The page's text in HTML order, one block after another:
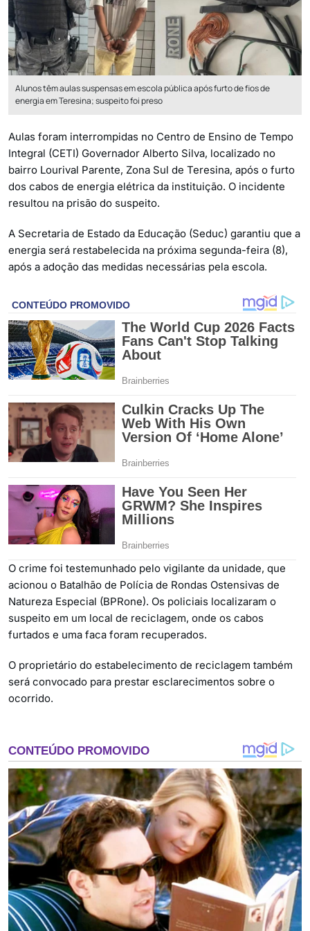
Alunos têm aulas suspensas em escola pública após furto de fios de
energia em Teresina; suspeito foi preso
Aulas foram interrompidas no Centro de Ensino de Tempo
Integral (CETI) Governador Alberto Silva, localizado no
bairro Lourival Parente, Zona Sul de Teresina, após o furto
dos cabos de energia elétrica da instituição. O incidente
resultou na prisão do suspeito.
A Secretaria de Estado da Educação (Seduc) garantiu que a
energia será restabelecida na próxima segunda-feira (8),
após a adoção das medidas necessárias pela escola.
O crime foi testemunhado pelo vigilante da unidade, que
acionou o Batalhão de Polícia de Rondas Ostensivas de
Natureza Especial (BPRone). Os policiais localizaram o
suspeito em um local de reciclagem, onde os cabos
furtados e uma faca foram recuperados.
O proprietário do estabelecimento de reciclagem também
será convocado para prestar esclarecimentos sobre o
ocorrido.